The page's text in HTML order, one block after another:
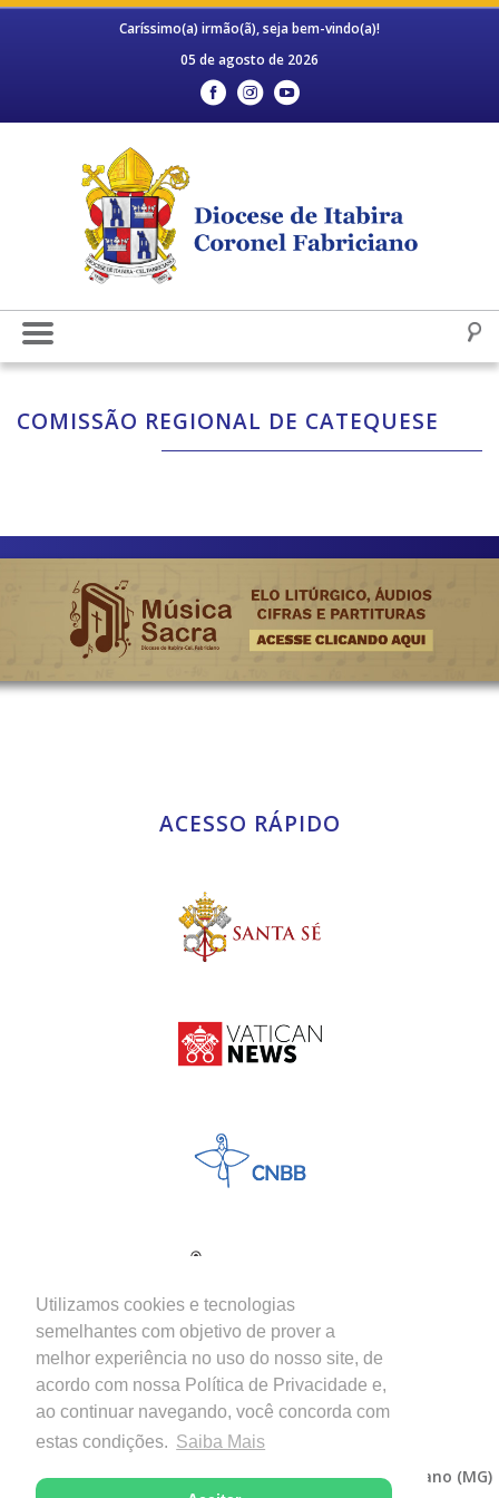
Utilizamos cookies e tecnologias
semelhantes com objetivo de prover a
melhor experiência no uso do nosso site, de
acordo com nossa Política de Privacidade e,
ao continuar navegando, você concorda com
estas condições. Saiba Mais
Caríssimo(a) irmão(ã), seja bem-vindo(a)!
05 de agosto de 2026
COMISSÃO REGIONAL DE CATEQUESE
ACESSO RÁPIDO
Copyright © 2026 - Diocese de Itabira-Coronel Fabriciano (MG)